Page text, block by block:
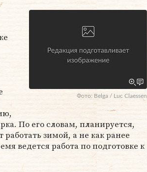
Фото: Belga / Luc Claessen
По его словам, планируется,
зимой, а не как ранее
ведется работа по подготовке к